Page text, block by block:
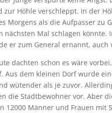
zur Höhle verschleppt. In der
Morgens als die Aufpasser zu
Mal schlagen
er zum General ernannt,
dachten schon es wäre
dem kleinen Dorf wurde
wütender als je zuvor.
die Stadtbewohner vor. Aber
Männer und Frauen mit